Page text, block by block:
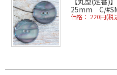
25mm C/
価格： 220円(税